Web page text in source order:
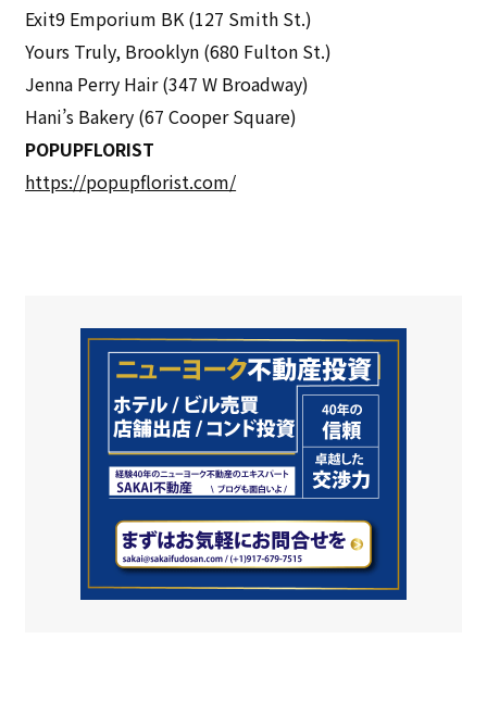
Exit9 Emporium BK (127 Smith St.)
Yours Truly, Brooklyn (680 Fulton St.)
Jenna Perry Hair (347 W Broadway)
Hani’s Bakery (67 Cooper Square)
POPUPFLORIST
https://popupflorist.com/